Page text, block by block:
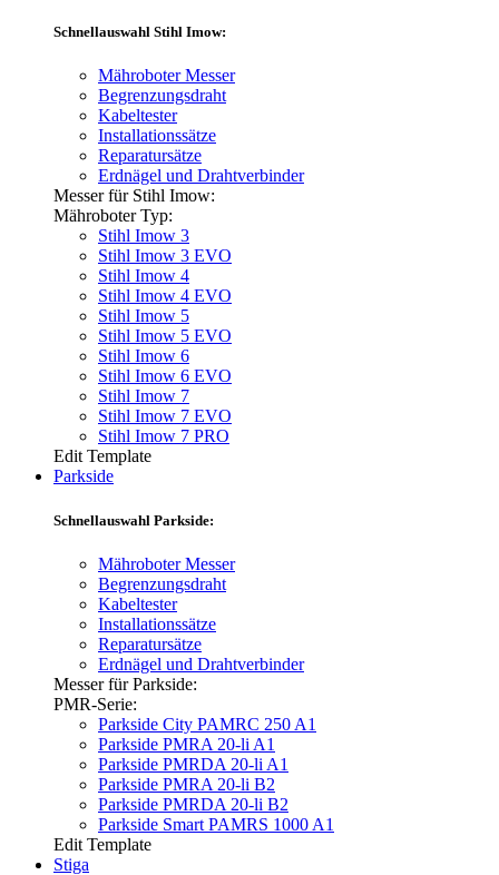
Schnellauswahl Stihl Imow:
Mähroboter Messer
Begrenzungsdraht
Kabeltester
Installationssätze
Reparatursätze
Erdnägel und Drahtverbinder
Messer für Stihl Imow:
Mähroboter Typ:
Stihl Imow 3
Stihl Imow 3 EVO
Stihl Imow 4
Stihl Imow 4 EVO
Stihl Imow 5
Stihl Imow 5 EVO
Stihl Imow 6
Stihl Imow 6 EVO
Stihl Imow 7
Stihl Imow 7 EVO
Stihl Imow 7 PRO
Edit Template
Parkside
Schnellauswahl Parkside:
Mähroboter Messer
Begrenzungsdraht
Kabeltester
Installationssätze
Reparatursätze
Erdnägel und Drahtverbinder
Messer für Parkside:
PMR-Serie:
Parkside City PAMRC 250 A1
Parkside PMRA 20-li A1
Parkside PMRDA 20-li A1
Parkside PMRA 20-li B2
Parkside PMRDA 20-li B2
Parkside Smart PAMRS 1000 A1
Edit Template
Stiga